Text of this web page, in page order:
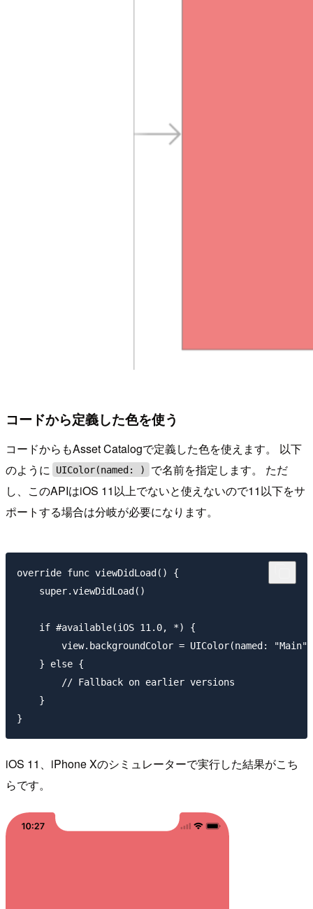
コードから定義した色を使う
コードからもAsset Catalogで定義した色を使えます。 以下
のように
UIColor(named: )
で名前を指定します。 ただ
し、このAPIはiOS 11以上でないと使えないので11以下をサ
ポートする場合は分岐が必要になります。
override func viewDidLoad() {
    super.viewDidLoad()
    if #available(iOS 11.0, *) {
        view.backgroundColor = UIColor(named: "Main")
    } else {
        // Fallback on earlier versions
    }
iOS 11、iPhone Xのシミュレーターで実行した結果がこち
らです。